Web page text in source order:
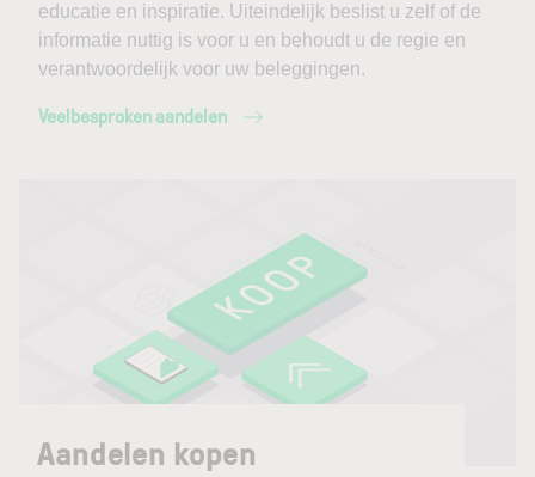
educatie en inspiratie. Uiteindelijk beslist u zelf of de
informatie nuttig is voor u en behoudt u de regie en
verantwoordelijk voor uw beleggingen.
Veelbesproken aandelen
Aandelen kopen